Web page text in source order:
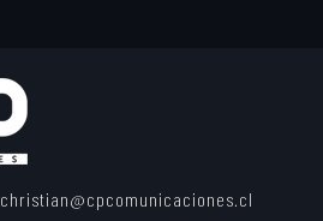
christian@cpcomunicaciones.cl